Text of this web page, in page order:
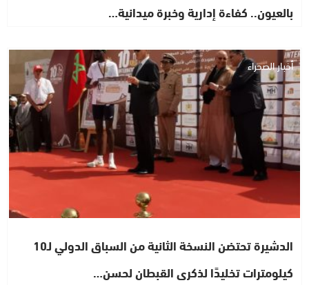
بالعيون.. كفاءة إدارية وخبرة ميدانية…
أخبار الصحراء
الدشيرة تحتضن النسخة الثانية من السباق الدولي لـ10
كيلومترات تخليدًا لذكرى القبطان لحسن…